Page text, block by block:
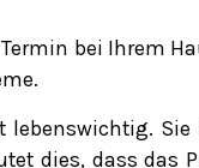
bei Ihrem
dies, dass das